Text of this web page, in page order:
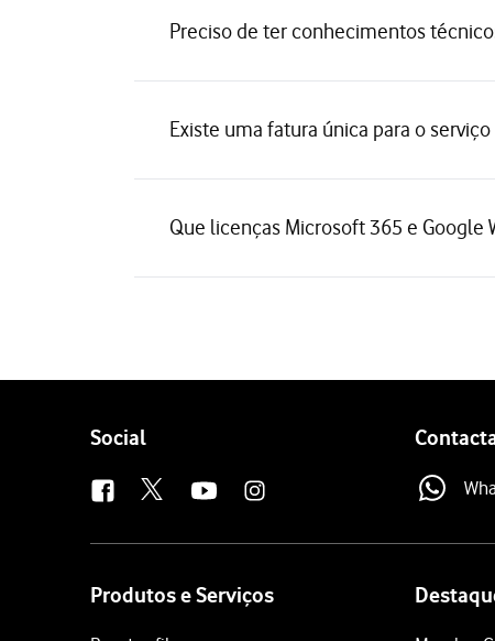
Preciso de ter conhecimentos
Existe uma fatura única para o
Que licenças Microsoft 365 e Google
Follow
Social
Produtos e Serviços